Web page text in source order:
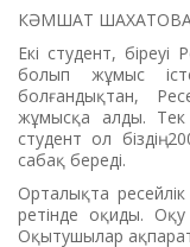
КӘМШАТ
Екі студент, біреуі
болып жұмыс
болғандықтан,
жұмысқа алды. Тек
студент ол біздің
сабақ береді.
Орталықта ресейлік
ретінде оқиды. Оқу
Оқытушылар